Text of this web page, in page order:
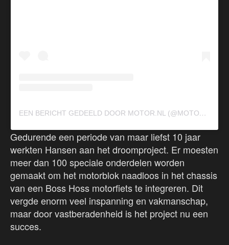
E
EN BERICHT GEDEELD DOOR MOTOR.NL (@MOTOR.NL_)
Gedurende een periode van maar liefst 10 jaar
werkten Hansen aan het droomproject. Er moesten
meer dan 100 speciale onderdelen worden
gemaakt om het motorblok naadloos in het chassis
van een Boss Hoss motorfiets te integreren. Dit
vergde enorm veel inspanning en vakmanschap,
maar door vastberadenheid is het project nu een
succes.